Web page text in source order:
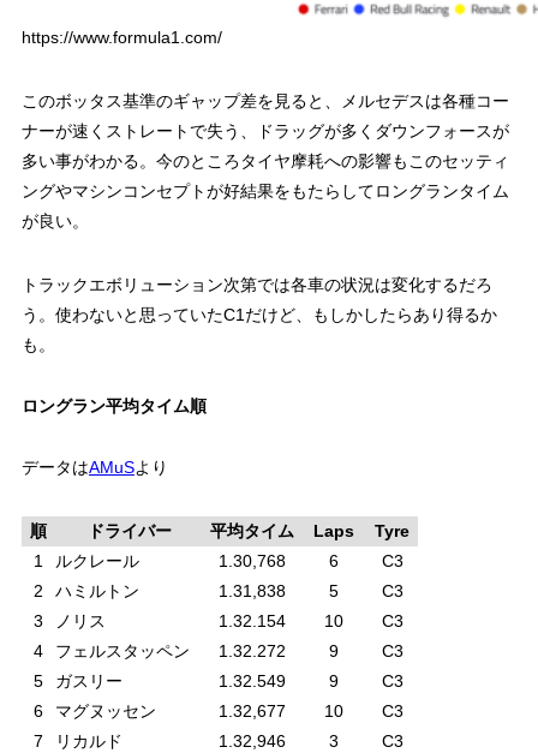
https://www.formula1.com/
このボッタス基準のギャップ差を見ると、メルセデスは各種コー
ナーが速くストレートで失う、ドラッグが多くダウンフォースが
多い事がわかる。今のところタイヤ摩耗への影響もこのセッティ
ングやマシンコンセプトが好結果をもたらしてロングランタイム
が良い。
トラックエボリューション次第では各車の状況は変化するだろ
う。使わないと思っていたC1だけど、もしかしたらあり得るか
も。
ロングラン平均タイム順
データはAMuSより
順 ドライバー 平均タイム Laps
Tyre
1
ルクレール 1.30,768 6
C3
2
ハミルトン 1.31,838 5
C3
3
ノリス 1.32.154 10
C3
4
フェルスタッペン 1.32.272 9
C3
5
ガスリー 1.32.549 9
C3
6
マグヌッセン 1.32,677 10
C3
7
リカルド 1.32,946 3
C3